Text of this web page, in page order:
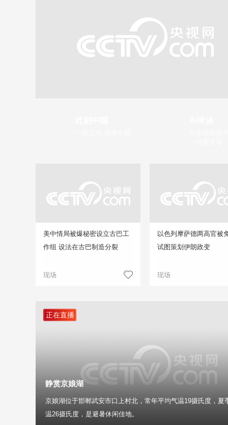
美中情局被爆秘密设立古巴工
作组 设法在古巴制造分裂
现场
以色列摩萨德两高官被
试图策划伊朗政变
现场
正在直播
静赏京娘湖
京娘湖位于邯郸武安市口上村北，常年平均气温19摄氏度，夏
温26摄氏度，是避暑休闲佳地。